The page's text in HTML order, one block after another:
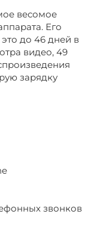
весомое
Его
до 46 дней в
видео, 49
зарядку
звонков